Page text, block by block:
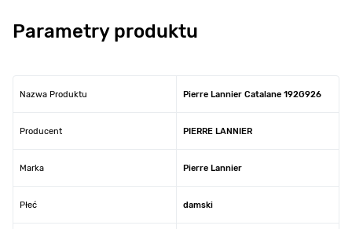
Parametry produktu
Nazwa Produktu Pierre Lannier Catalane 192G926
Producent PIERRE LANNIER
Marka Pierre Lannier
Płeć damski